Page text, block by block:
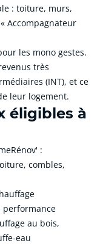
: toiture, murs,
Accompagnateur
les mono gestes.
très
(INT), et ce
leur logement.
éligibles à
:
combles,
performance
au bois,
eau